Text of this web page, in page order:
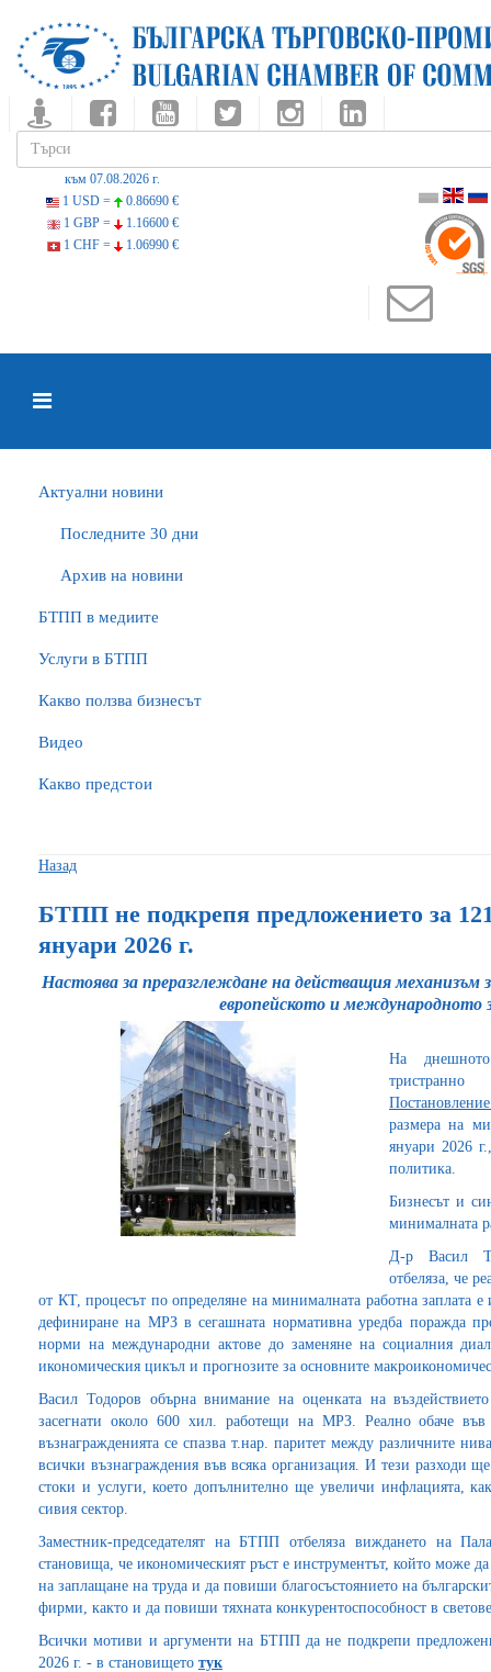
към 07.08.2026 г.
1 USD =
0.86690 €
1 GBP =
1.16600 €
1 CHF =
1.06990 €
Актуални новини
Последните 30 дни
Архив на новини
БTПП в медиите
Услуги в БТПП
Какво ползва бизнесът
Видео
Какво предстои
Назад
БТПП не подкрепя предложението за
януари 2026 г.
Настоява за преразглеждане на действащия механизъм
европейското и международното
На
тристранно
размера на
януари 2026
политика.
Бизнесът и
минималната
Д-р Васил
отбеляза, че
от КТ, процесът по определяне на минималната работна заплата
дефиниране на МРЗ в сегашната нормативна уредба поражда
норми на международни актове до заменяне на социалния
икономическия цикъл и прогнозите за основните
Васил Тодоров обърна внимание на оценката на
засегнати около 600 хил. работещи на МРЗ. Реално обаче
възнагражденията се спазва т.нар. паритет между различните
всички възнаграждения във всяка организация. И тези разходи
стоки и услуги, което допълнително ще увеличи инфлацията,
сивия сектор.
Заместник-председателят на БТПП отбеляза виждането на
становища, че икономическият ръст е инструментът, който може
на заплащане на труда и да повиши благосъстоянието на
фирми, както и да повиши тяхната конкурентоспособност в
Всички мотиви и аргументи на БТПП да не подкрепи
2026 г. - в становището тук